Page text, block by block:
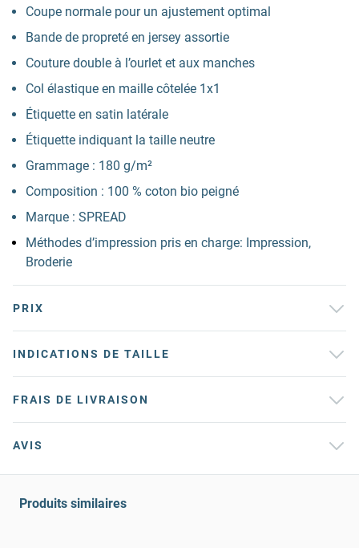
Coupe normale pour un ajustement optimal
Bande de propreté en jersey assortie
Couture double à l’ourlet et aux manches
Col élastique en maille côtelée 1x1
Étiquette en satin latérale
Étiquette indiquant la taille neutre
Grammage : 180 g/m²
Composition : 100 % coton bio peigné
Marque : SPREAD
Méthodes d’impression pris en charge: Impression,
Broderie
PRIX
INDICATIONS DE TAILLE
FRAIS DE LIVRAISON
AVIS
Produits similaires